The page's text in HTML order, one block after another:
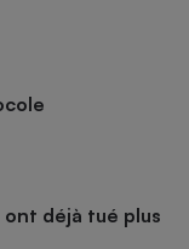
ont déjà tué plus